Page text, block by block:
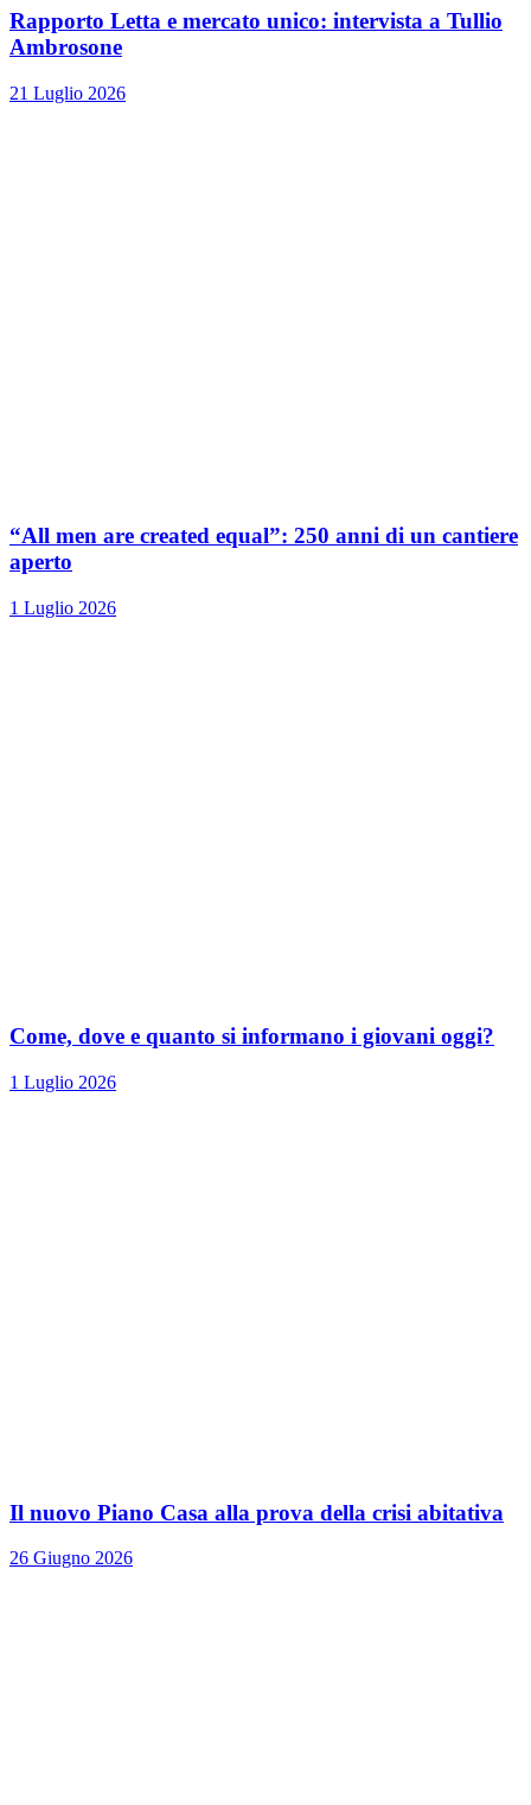
Rapporto Letta e mercato unico: intervista a Tullio
Ambrosone
21 Luglio 2026
“All men are created equal”: 250 anni di un cantiere
aperto
1 Luglio 2026
Come, dove e quanto si informano i giovani oggi?
1 Luglio 2026
Il nuovo Piano Casa alla prova della crisi abitativa
26 Giugno 2026